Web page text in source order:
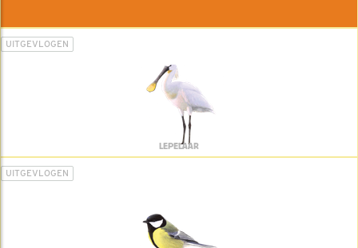
UITGEVLOGEN
LEPELAAR
UITGEVLOGEN